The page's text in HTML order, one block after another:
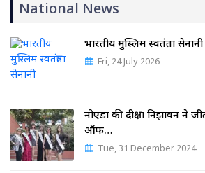
National News
भारतीय मुस्लिम स्वतंत्रता सेनानी
Fri, 24 July 2026
नोएडा की दीक्षा निझावन ने
ऑफ…
Tue, 31 December 2024